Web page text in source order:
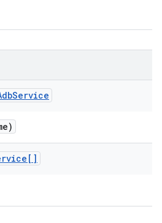
Service